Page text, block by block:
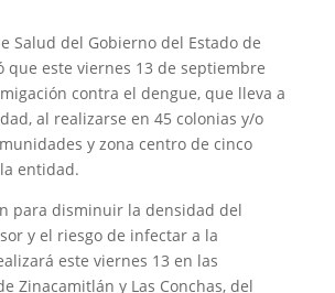
Salud del Gobierno del Estado de
que este viernes 13 de septiembre
contra el dengue, que lleva a
al realizarse en 45 colonias y/o
y zona centro de cinco
entidad.
para disminuir la densidad del
y el riesgo de infectar a la
este viernes 13 en las
Zinacamitlán y Las Conchas, del